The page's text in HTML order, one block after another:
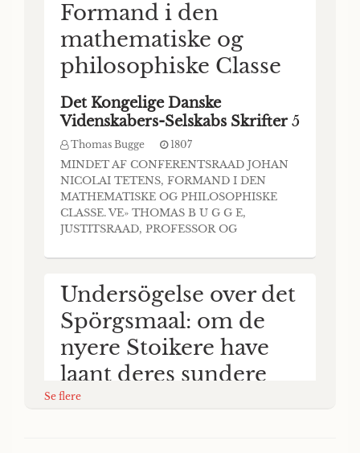
Formand i den
mathematiske og
philosophiske Classe
Det Kongelige Danske
Videnskabers-Selskabs Skrifter5
Thomas Bugge 1807
MINDET AF CONFERENTSRAAD JOHAN
NICOLAI TETENS, FORMAND I DEN
MATHEMATISKE OG PHILOSOPHISKE
CLASSE. VE» THOMAS B U G G E,
JUSTITSRAAD, PROFESSOR OG
DECEMBER I807. L7Æ Sel. Skr. V Del, 1
rammet Fædrenelandet i Alminde- lighed og
Kiöbenhavn i Særdeleshed, hvor saa mange
af dens Indvaaneres Gaa
Undersögelse over det
Spörgsmaal: om de
nyere Stoikere have
laant deres sundere
Lærdomme af de
Se flere